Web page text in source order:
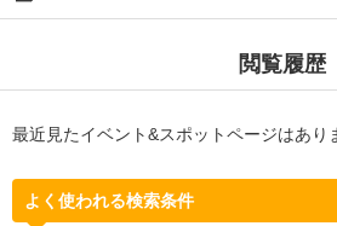
閲覧履歴
最近見たイベント&スポットページはあり
よく使われる検索条件